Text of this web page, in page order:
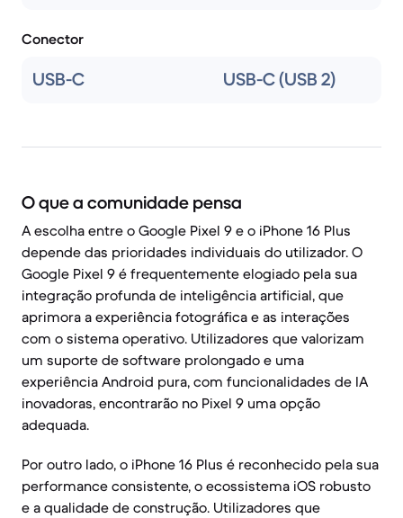
Conector
USB-C USB-C (USB 2)
O que a comunidade pensa
A escolha entre o Google Pixel 9 e o iPhone 16 Plus
depende das prioridades individuais do utilizador. O
Google Pixel 9 é frequentemente elogiado pela sua
integração profunda de inteligência artificial, que
aprimora a experiência fotográfica e as interações
com o sistema operativo. Utilizadores que valorizam
um suporte de software prolongado e uma
experiência Android pura, com funcionalidades de IA
inovadoras, encontrarão no Pixel 9 uma opção
adequada.
Por outro lado, o iPhone 16 Plus é reconhecido pela sua
performance consistente, o ecossistema iOS robusto
e a qualidade de construção. Utilizadores que